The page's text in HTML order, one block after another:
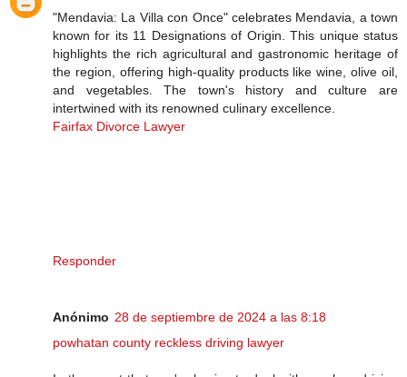
"Mendavia: La Villa con Once" celebrates Mendavia, a town
known for its 11 Designations of Origin. This unique status
highlights the rich agricultural and gastronomic heritage of
the region, offering high-quality products like wine, olive oil,
and vegetables. The town's history and culture are
intertwined with its renowned culinary excellence.
Fairfax Divorce Lawyer
Responder
Anónimo 28 de septiembre de 2024 a las 8:18
powhatan county reckless driving lawyer